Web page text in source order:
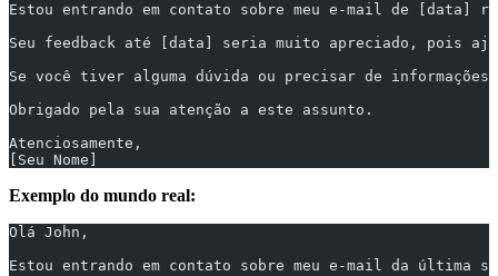
Estou entrando em contato sobre meu e-mail de
Seu feedback até [data] seria muito apreciado, pois
Se você tiver alguma dúvida ou precisar de
Obrigado pela sua atenção a este assunto.
Atenciosamente,
[Seu Nome]
Exemplo do mundo real:
Olá John,
Estou entrando em contato sobre meu e-mail da última